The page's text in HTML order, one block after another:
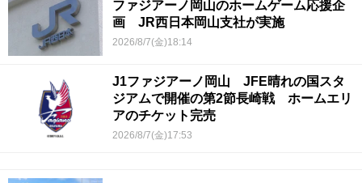
ファジアーノ岡山のホームゲーム応援企
画 JR西日本岡山支社が実施
2026/8/7(金)18:14
J1ファジアーノ岡山 JFE晴れの国スタ
ジアムで開催の第2節長崎戦 ホームエリ
アのチケット完売
2026/8/7(金)17:53